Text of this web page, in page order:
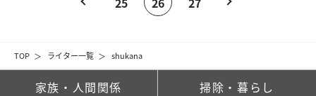
TOP ライター一覧 shukana
家族・人間関係 掃除・暮らし